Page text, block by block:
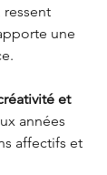
ressent
une
et
années
affectifs et